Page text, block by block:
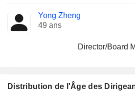
Yong Zheng
49 ans
Director/Board
Distribution de l'Âge des